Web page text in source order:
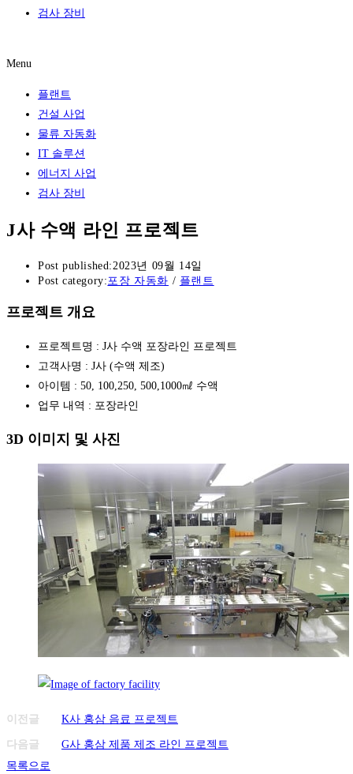
검사 장비
Menu
플랜트
건설 사업
물류 자동화
IT 솔루션
에너지 사업
검사 장비
J사 수액 라인 프로젝트
Post published:2023년 09월 14일
Post category:포장 자동화 / 플랜트
프로젝트 개요
프로젝트명 : J사 수액 포장라인 프로젝트
고객사명 : J사 (수액 제조)
아이템 : 50, 100,250, 500,1000㎖ 수액
업무 내역 : 포장라인
3D 이미지 및 사진
이전글 K사 홍삼 음료 프로젝트
다음글
G사 홍삼 제품 제조 라인 프로젝트
목록으로